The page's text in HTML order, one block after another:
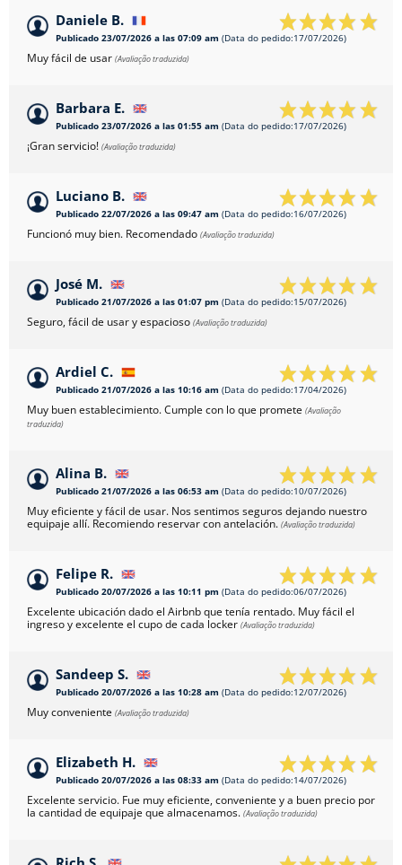
Daniele B.
Publicado 23/07/2026 a las 07:09 am (Data do pedido:17/07/2026)
Muy fácil de usar (Avaliação traduzida)
Barbara E.
Publicado 23/07/2026 a las 01:55 am (Data do pedido:17/07/2026)
¡Gran servicio! (Avaliação traduzida)
Luciano B.
Publicado 22/07/2026 a las 09:47 am (Data do pedido:16/07/2026)
Funcionó muy bien. Recomendado (Avaliação traduzida)
José M.
Publicado 21/07/2026 a las 01:07 pm (Data do pedido:15/07/2026)
Seguro, fácil de usar y espacioso (Avaliação traduzida)
Ardiel C.
Publicado 21/07/2026 a las 10:16 am (Data do pedido:17/04/2026)
Muy buen establecimiento. Cumple con lo que promete (Avaliação
traduzida)
Alina B.
Publicado 21/07/2026 a las 06:53 am (Data do pedido:10/07/2026)
Muy eficiente y fácil de usar. Nos sentimos seguros dejando nuestro
equipaje allí. Recomiendo reservar con antelación. (Avaliação traduzida)
Felipe R.
Publicado 20/07/2026 a las 10:11 pm (Data do pedido:06/07/2026)
Excelente ubicación dado el Airbnb que tenía rentado. Muy fácil el
ingreso y excelente el cupo de cada locker (Avaliação traduzida)
Sandeep S.
Publicado 20/07/2026 a las 10:28 am (Data do pedido:12/07/2026)
Muy conveniente (Avaliação traduzida)
Elizabeth H.
Publicado 20/07/2026 a las 08:33 am (Data do pedido:14/07/2026)
Excelente servicio. Fue muy eficiente, conveniente y a buen precio por
la cantidad de equipaje que almacenamos. (Avaliação traduzida)